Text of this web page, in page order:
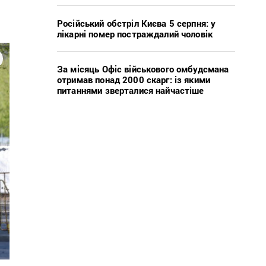
Російський обстріл Києва 5 серпня: у
лікарні помер постраждалий чоловік
За місяць Офіс військового омбудсмана
отримав понад 2000 скарг: із якими
питаннями зверталися найчастіше